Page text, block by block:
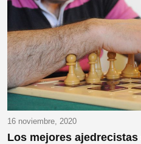
16 noviembre, 2020
Los mejores